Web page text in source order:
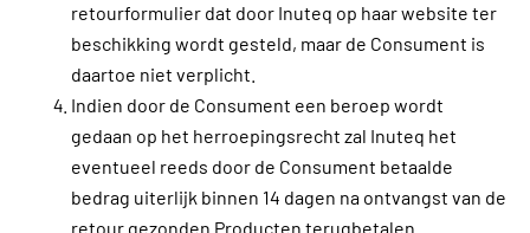
retourformulier dat door Inuteq op haar website ter
beschikking wordt gesteld, maar de Consument is
daartoe niet verplicht.
Indien door de Consument een beroep wordt
gedaan op het herroepingsrecht zal Inuteq het
eventueel reeds door de Consument betaalde
bedrag uiterlijk binnen 14 dagen na ontvangst van de
retour gezonden Producten terugbetalen.